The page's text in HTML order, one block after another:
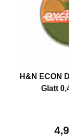
H&N ECON
Glatt